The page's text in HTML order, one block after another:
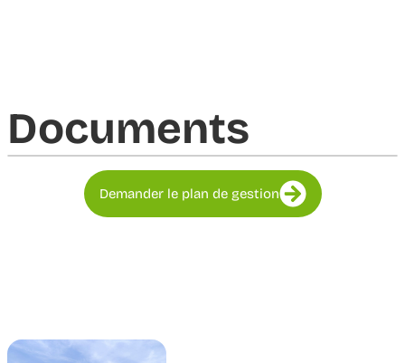
Documents​
Demander le plan de gestion